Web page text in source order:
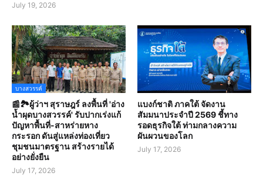
July 19, 2026
บางสวรรค์
📰🏞️ผู้ว่าฯ สุราษฎร์ ลงพื้นที่ 'อ่าง
น้ำผุดบางสวรรค์' รับปากเร่งแก้
ปัญหาพื้นที่-สาหร่ายหาง
กระรอก ดันสู่แหล่งท่องเที่ยว
ชุมชนมาตรฐาน สร้างรายได้
อย่างยั่งยืน
July 17, 2026
แบงก์ชาติ ภาคใต้ จัดงาน
สัมมนาประจำปี 2569 ชี้ทาง
รอดธุรกิจใต้ ท่ามกลางความ
ผันผวนของโลก
July 17, 2026